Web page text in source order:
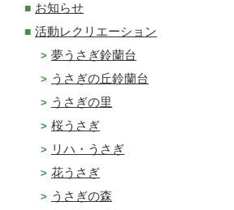
お知らせ
活動レクリエーション
夢うさぎ鈴蘭台
うさぎの丘鈴蘭台
うさぎの里
桜うさぎ
リハ・うさぎ
花うさぎ
うさぎの森